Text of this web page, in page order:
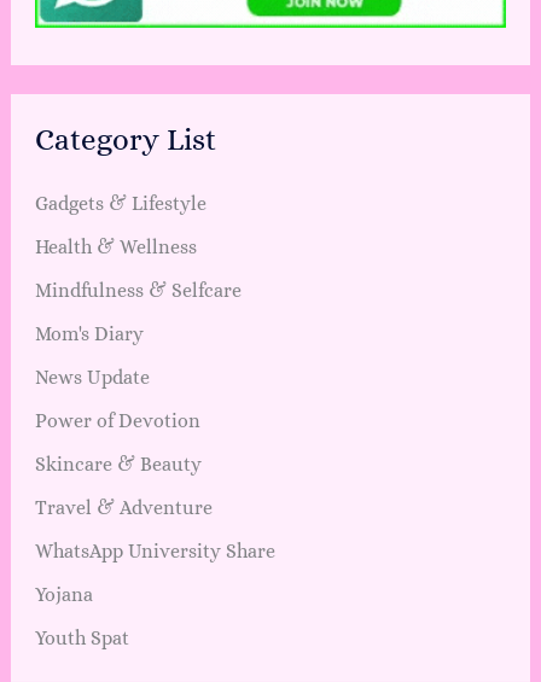
Category List
Gadgets & Lifestyle
Health & Wellness
Mindfulness & Selfcare
Mom's Diary
News Update
Power of Devotion
Skincare & Beauty
Travel & Adventure
WhatsApp University Share
Yojana
Youth Spat